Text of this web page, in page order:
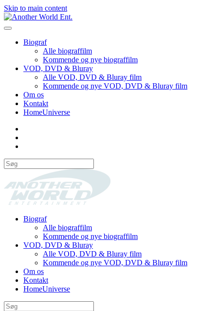
Skip to main content
Biograf
Alle biograffilm
Kommende og nye biograffilm
VOD, DVD & Bluray
Alle VOD, DVD & Bluray film
Kommende og nye VOD, DVD & Bluray film
Om os
Kontakt
HomeUniverse
Biograf
Alle biograffilm
Kommende og nye biograffilm
VOD, DVD & Bluray
Alle VOD, DVD & Bluray film
Kommende og nye VOD, DVD & Bluray film
Om os
Kontakt
HomeUniverse